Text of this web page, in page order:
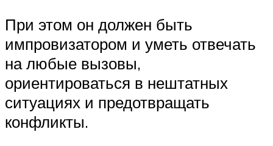
При этом он должен быть
импровизатором и уметь отвечать
на любые вызовы,
ориентироваться в нештатных
ситуациях и предотвращать
конфликты.